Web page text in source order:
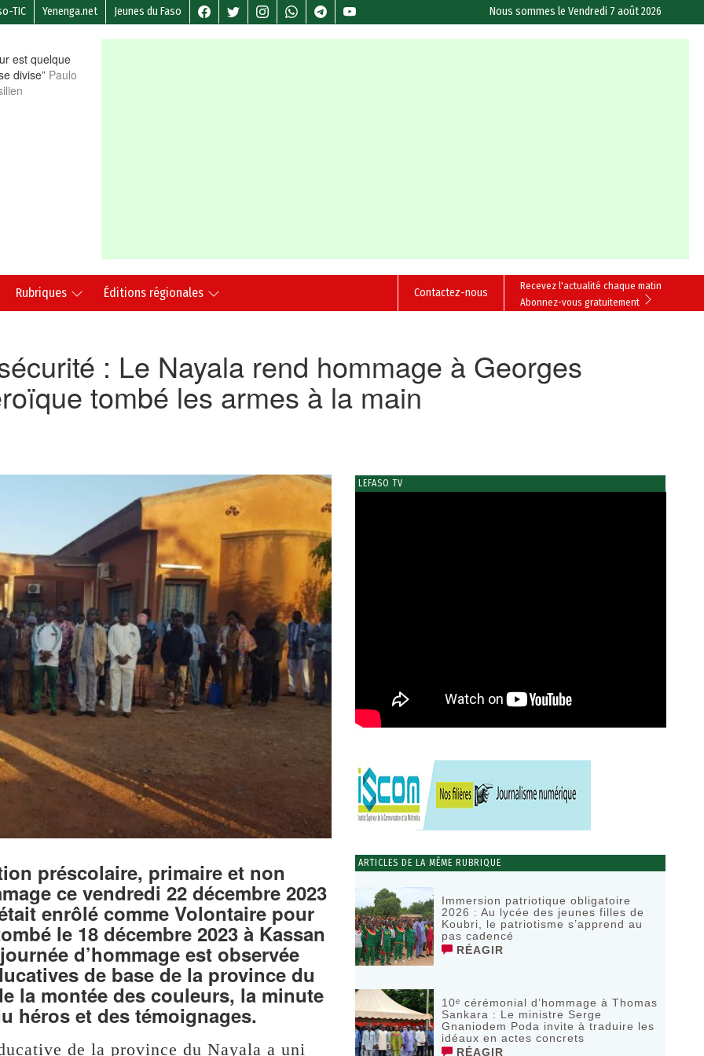
TIC Yenenga.net Jeunes du Faso Nous sommes leVendredi 7 août 2026
est quelque
divise” Paulo
Rubriques Éditions régionales
Recevez l'actualité chaque matin
Abonnez-vous gratuitement
Contactez-nous
: Le Nayala rend hommage à Georges
tombé les armes à la main
préscolaire, primaire et non
ce vendredi 22 décembre 2023
enrôlé comme Volontaire pour
le 18 décembre 2023 à Kassan
d’hommage est observée
de base de la province du
la montée des couleurs, la minute
héros et des témoignages.
de la province du Nayala a uni
LEFASO TV
ARTICLES DE LA MÊME RUBRIQUE
Immersion patriotique obligatoire
2026 : Au lycée des jeunes filles de
Koubri, le patriotisme s’apprend au
pas cadencé
RÉAGIR
10ᵉ cérémonial d’hommage à Thomas
Sankara : Le ministre Serge
Gnaniodem Poda invite à traduire les
idéaux en actes concrets
RÉAGIR